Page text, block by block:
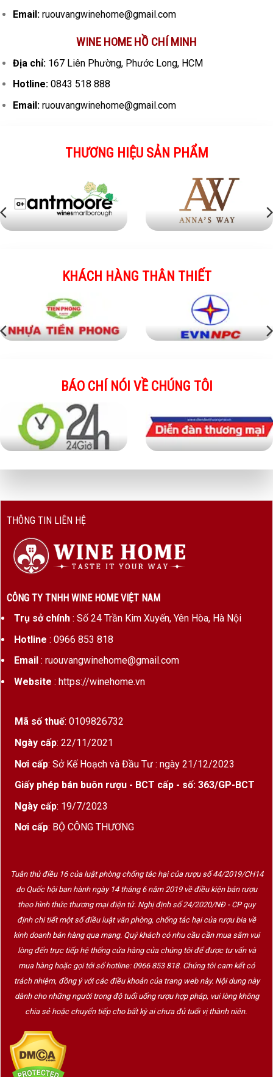
Email:ruouvangwinehome@gmail.com
WINE HOME HỒ CHÍ MINH
Địa chỉ:167 Liên Phường, Phước Long, HCM
Hotline:0843 518 888
Email:ruouvangwinehome@gmail.com
THƯƠNG HIỆU SẢN PHẨM
KHÁCH HÀNG THÂN THIẾT
BÁO CHÍ NÓI VỀ CHÚNG TÔI
THÔNG TIN LIÊN HỆ
CÔNG TY TNHH WINE HOME VIỆT NAM
Trụ sở chính: Số 24 Trần Kim Xuyến, Yên Hòa, Hà Nội
Hotline : 0966 853 818
Email : ruouvangwinehome@gmail.com
Website : https://winehome.vn
Mã số thuế: 0109826732
Ngày cấp: 22/11/2021
Nơi cấp: Sở Kế Hoạch và Đầu Tư : ngày 21/12/2023
Giấy phép bán buôn rượu - BCT cấp - số: 363/GP-BCT
Ngày cấp: 19/7/2023
Nơi cấp: BỘ CÔNG THƯƠNG
Tuân thủ điều 16 của luật phòng chống tác hại của rượu số 44/2019/CH14
do Quốc hội ban hành ngày 14 tháng 6 năm 2019 về điều kiện bán rượu
theo hình thức thương mại điện tử. Nghị định số 24/2020/NĐ - CP quy
định chi tiết một số điều luật văn phòng, chống tác hại của rượu bia về
kinh doanh bán hàng qua mạng. Quý khách có nhu cầu cần mua sắm vui
lòng đến trực tiếp hệ thống cửa hàng của chúng tôi để được tư vấn và
mua hàng hoặc gọi tới số hotline: 0966 853 818. Chúng tôi cam kết có
trách nhiệm, đồng ý với các điều khoản của trang web này. Nội dung này
dành cho những người trong độ tuổi uống rượu hợp pháp, vui lòng không
chia sẻ hoặc chuyển tiếp cho bất kỳ ai chưa đủ tuổi vị thành niên.